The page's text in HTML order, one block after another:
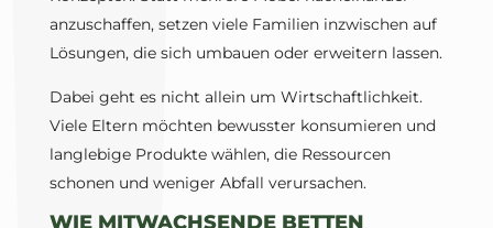
anzuschaffen, setzen viele Familien inzwischen auf
Lösungen, die sich umbauen oder erweitern lassen.
Dabei geht es nicht allein um Wirtschaftlichkeit.
Viele Eltern möchten bewusster konsumieren und
langlebige Produkte wählen, die Ressourcen
schonen und weniger Abfall verursachen.
WIE MITWACHSENDE BETTEN